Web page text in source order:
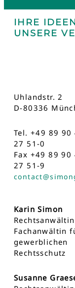
IHRE
UNSERE
Uhlandstr. 2
D-80336
Tel. +49 89 90
27 51-0
Fax +49 89 90
27 51-9
Karin Simon
Rechtsanwältin
Fachanwältin
gewerblichen
Rechtsschutz
Susanne